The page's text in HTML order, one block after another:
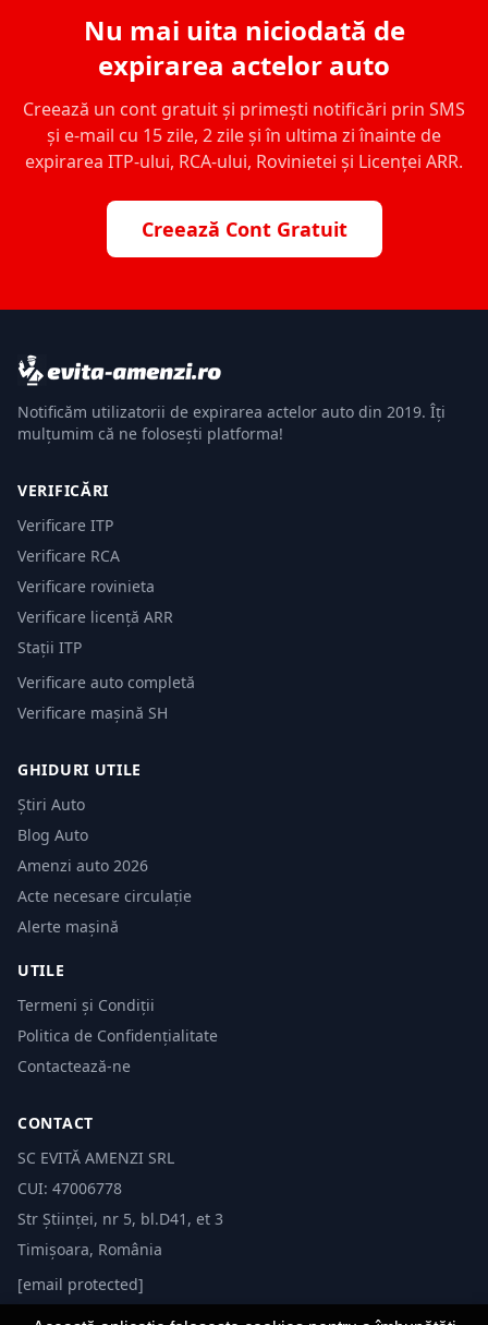
Nu mai uita niciodată de
expirarea actelor auto
Creează un cont gratuit și primești notificări prin SMS
și e-mail cu 15 zile, 2 zile și în ultima zi înainte de
expirarea ITP-ului, RCA-ului, Rovinietei și Licenței ARR.
Creează Cont Gratuit
Notificăm utilizatorii de expirarea actelor auto din 2019. Îți
mulțumim că ne folosești platforma!
VERIFICĂRI
Verificare ITP
Verificare RCA
Verificare rovinieta
Verificare licență ARR
Stații ITP
Verificare auto completă
Verificare mașină SH
GHIDURI UTILE
Știri Auto
Blog Auto
Amenzi auto 2026
Acte necesare circulație
Alerte mașină
UTILE
Termeni și Condiții
Politica de Confidențialitate
Contactează-ne
CONTACT
SC EVITĂ AMENZI SRL
CUI: 47006778
Str Științei, nr 5, bl.D41, et 3
Timișoara, România
[email protected]